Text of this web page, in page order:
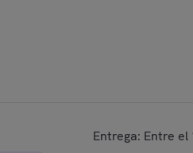
Entrega: Entre el